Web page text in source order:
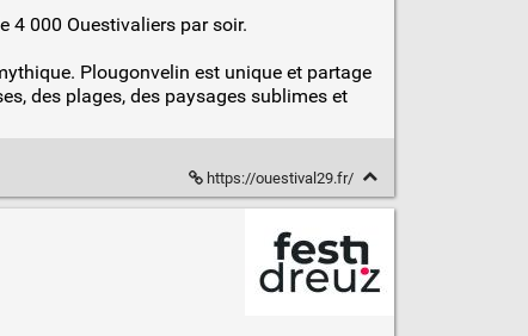
4 000 Ouestivaliers par soir.
Plougonvelin est unique et partage
des plages, des paysages sublimes et
https://ouestival29.fr/